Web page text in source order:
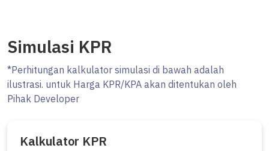
hubungi WhatsApp Erik di 0878xxxxxxxx atau kunjungi website kami
di ********
#rumahdijual #ocasaproperty #kuningan #rumahkuningan
Simulasi KPR
*Perhitungan kalkulator simulasi di bawah adalah
ilustrasi. untuk Harga KPR/KPA akan ditentukan oleh
Pihak Developer
Kalkulator KPR